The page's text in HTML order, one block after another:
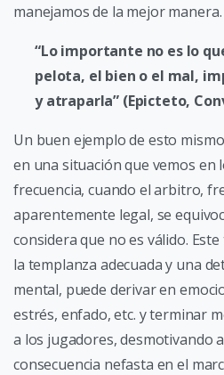
manejamos de la mejor manera.
“Lo importante no es lo
pelota, el bien o el mal,
y atraparla” (Epicteto,
Un buen ejemplo de esto
en una situación que vemos en
frecuencia, cuando el arbitro,
aparentemente legal, se
considera que no es válido.
la templanza adecuada y una
mental, puede derivar en
estrés, enfado, etc. y terminar
a los jugadores, desmotivando
consecuencia nefasta en el